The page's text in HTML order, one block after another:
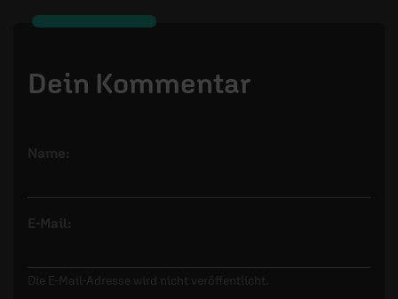
Dein Kommentar
Name:
E-Mail:
Die E-Mail-Adresse wird nicht veröffentlicht.